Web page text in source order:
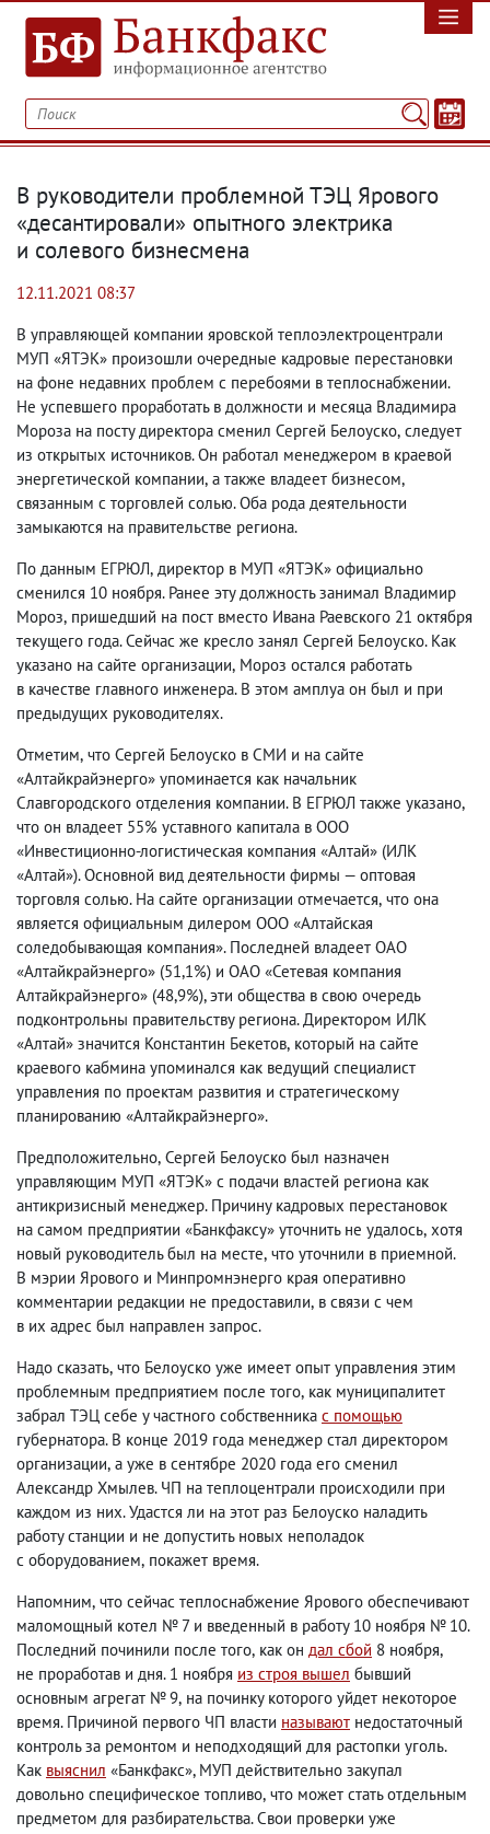
В руководители проблемной ТЭЦ Ярового
«десантировали» опытного электрика
и солевого бизнесмена
12.11.2021 08:37
В управляющей компании яровской теплоэлектроцентрали
МУП «ЯТЭК» произошли очередные кадровые перестановки
на фоне недавних проблем с перебоями в теплоснабжении.
Не успевшего проработать в должности и месяца Владимира
Мороза на постудиректора сменил Сергей Белоуско, следует
из открытых источников. Он работал менеджером в краевой
энергетической компании, а также владеет бизнесом,
связанным с торговлей солью. Оба рода деятельности
замыкаются на правительстве региона.
По данным ЕГРЮЛ, директор в МУП «ЯТЭК» официально
сменился 10 ноября. Ранее эту должность занимал Владимир
Мороз, пришедший на пост вместо Ивана Раевского 21 октября
текущего года. Сейчас же кресло занял Сергей Белоуско. Как
указано на сайте организации, Мороз остался работать
в качестве главного инженера. В этом амплуа он был и при
предыдущих руководителях.
Отметим, что Сергей Белоуско в СМИ и на сайте
«Алтайкрайэнерго» упоминается как начальник
Славгородского отделения компании. В ЕГРЮЛ также указано,
что он владеет 55% уставного капитала в ООО
«Инвестиционно-логистическая компания «Алтай» (ИЛК
«Алтай»). Основной вид деятельности фирмы — оптовая
торговля солью. На сайте организации отмечается, что она
является официальным дилером ООО «Алтайская
соледобывающая компания». Последней владеет ОАО
«Алтайкрайэнерго» (51,1%) и ОАО «Сетевая компания
Алтайкрайэнерго» (48,9%), эти общества в свою очередь
подконтрольны правительству региона. Директором ИЛК
«Алтай» значится Константин Бекетов, который на сайте
краевого кабмина упоминался как ведущий специалист
управления по проектам развития и стратегическому
планированию «Алтайкрайэнерго».
Предположительно, Сергей Белоуско был назначен
управляющим МУП «ЯТЭК» с подачи властей региона как
антикризисный менеджер. Причину кадровых перестановок
на самом предприятии «Банкфаксу» уточнить не удалось, хотя
новый руководитель был на месте, что уточнили в приемной.
В мэрии Ярового и Минпромнэнерго края оперативно
комментарии редакции не предоставили, в связи с чем
в их адрес был направлен запрос.
Надо сказать, что Белоуско уже имеет опыт управления этим
проблемным предприятием после того, как муниципалитет
забрал ТЭЦ себе у частного собственника с помощью
губернатора. В конце 2019 года менеджер стал директором
организации, а уже в сентябре 2020 года его сменил
Александр Хмылев. ЧП на теплоцентрали происходили при
каждом из них. Удастся ли на этот раз Белоуско наладить
работу станции и не допустить новых неполадок
с оборудованием, покажет время.
Напомним, что сейчас теплоснабжение Ярового обеспечивают
маломощный котел № 7 и введенный в работу 10 ноября № 10.
Последний починили после того, как он дал сбой 8 ноября,
не проработав и дня. 1 ноября из строя вышел бывший
основным агрегат № 9, на починку которого уйдет некоторое
время. Причиной первого ЧП власти называют недостаточный
контроль за ремонтом и неподходящий для растопки уголь.
Как выяснил «Банкфакс», МУП действительно закупал
довольно специфическое топливо, что может стать отдельным
предметом для разбирательства. Свои проверки уже